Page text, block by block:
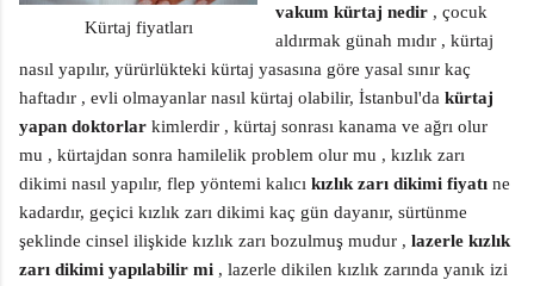
Kürtaj fiyatları
vakum kürtaj nedir , çocuk
aldırmak günah mıdır , kürtaj
nasıl yapılır, yürürlükteki kürtaj yasasına göre yasal sınır kaç
haftadır , evli olmayanlar nasıl kürtaj olabilir, İstanbul'da kürtaj
yapan doktorlar kimlerdir , kürtaj sonrası kanama ve ağrı olur
mu , kürtajdan sonra hamilelik problem olur mu , kızlık zarı
dikimi nasıl yapılır, flep yöntemi kalıcı kızlık zarı dikimi fiyatı ne
kadardır, geçici kızlık zarı dikimi kaç gün dayanır, sürtünme
şeklinde cinsel ilişkide kızlık zarı bozulmuş mudur , lazerle kızlık
zarı dikimi yapılabilir mi , lazerle dikilen kızlık zarında yanık izi